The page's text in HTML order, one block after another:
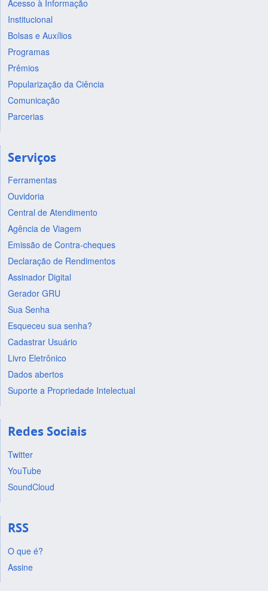
Acesso à Informação
Institucional
Bolsas e Auxílios
Programas
Prêmios
Popularização da Ciência
Comunicação
Parcerias
Serviços
Ferramentas
Ouvidoria
Central de Atendimento
Agência de Viagem
Emissão de Contra-cheques
Declaração de Rendimentos
Assinador Digital
Gerador GRU
Sua Senha
Esqueceu sua senha?
Cadastrar Usuário
Livro Eletrônico
Dados abertos
Suporte a Propriedade Intelectual
Redes Sociais
Twitter
YouTube
SoundCloud
RSS
O que é?
Assine